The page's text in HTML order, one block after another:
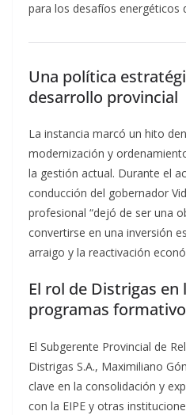
para los desafíos energéticos
Una política
desarrollo provincial
La instancia marcó un hito
modernización y
la gestión actual. Durante el
conducción del gobernador
profesional “dejó de ser una
convertirse en una inversión
arraigo y la reactivación
El rol de Distrigas
programas
El Subgerente Provincial de
Distrigas S.A., Maximiliano
clave en la consolidación y
con la EIPE y otras